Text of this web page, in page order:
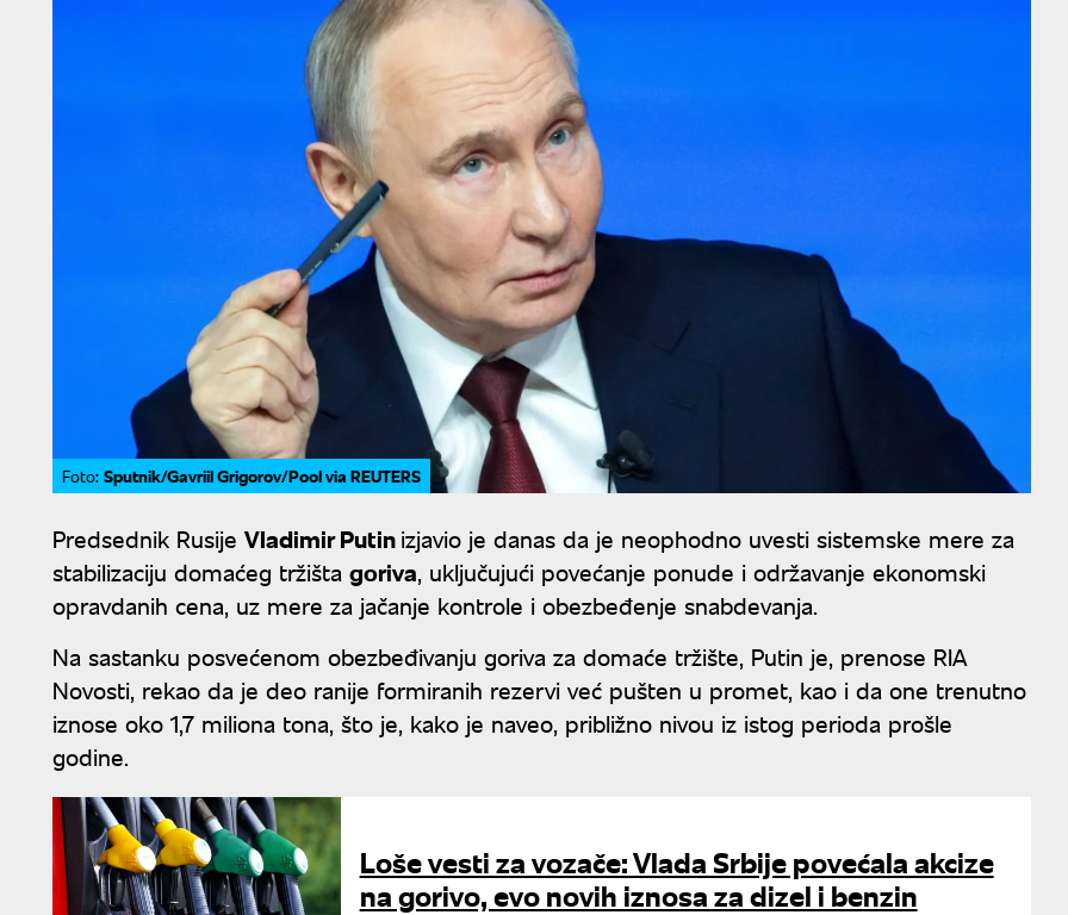
Foto: Sputnik/Gavriil Grigorov/Pool via REUTERS
Predsednik Rusije Vladimir Putinizjavio je danas da je neophodno uvesti sistemske mere za
stabilizaciju domaćeg tržišta goriva, uključujući povećanje ponude i održavanje ekonomski
opravdanih cena, uz mere za jačanje kontrole i obezbeđenje snabdevanja.
Na sastanku posvećenom obezbeđivanju goriva za domaće tržište, Putin je, prenose RIA
Novosti, rekao da je deo ranije formiranih rezervi već pušten u promet, kao i da one trenutno
iznose oko 1,7 miliona tona, što je, kako je naveo, približno nivou iz istog perioda prošle
godine.
Loše vesti za vozače: Vlada Srbije povećala akcize
na gorivo, evo novih iznosa za dizel i benzin